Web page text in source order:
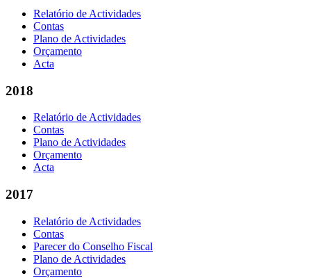
Relatório de Actividades
Contas
Plano de Actividades
Orçamento
Acta
2018
Relatório de Actividades
Contas
Plano de Actividades
Orçamento
Acta
2017
Relatório de Actividades
Contas
Parecer do Conselho Fiscal
Plano de Actividades
Orçamento